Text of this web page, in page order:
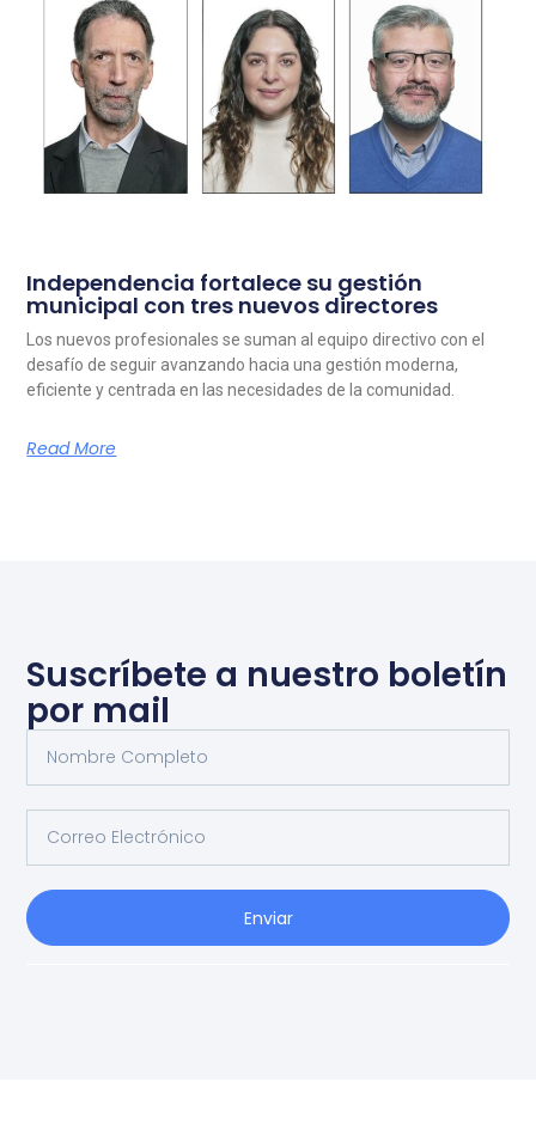
Independencia fortalece su gestión
municipal con tres nuevos directores
Los nuevos profesionales se suman al equipo directivo con el
desafío de seguir avanzando hacia una gestión moderna,
eficiente y centrada en las necesidades de la comunidad.
Read More
Suscríbete a nuestro boletín
por mail
Enviar